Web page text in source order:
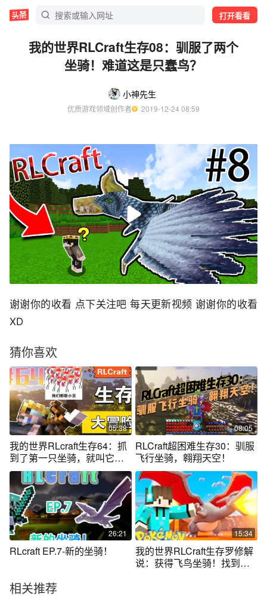
打开看看
我的世界RLCraft生存08：驯服了两个
坐骑！难道这是只蠢鸟？
小神先生
优质游戏领域创作者
  2019-12-24 08:59
谢谢你的收看 点下关注吧 每天更新视频 谢谢你的收看
XD
猜你喜欢
05:38
我的世界RLcraft生存64：抓
到了第一只坐骑，就叫它冲
刺流星吧！
08:05
RLCraft超困难生存30：驯服
飞行坐骑，翱翔天空！
26:21
RLcraft EP.7-新的坐骑！
15:34
我的世界RLCraft生存罗修解
说：获得飞鸟坐骑！找到最
相关推荐